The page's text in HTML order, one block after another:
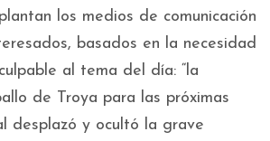
los medios de comunicación
basados en la necesidad
al tema del día: “la
de Troya para las próximas
desplazó y ocultó la grave